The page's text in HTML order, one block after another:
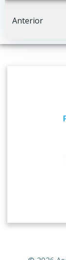
por
Anterior